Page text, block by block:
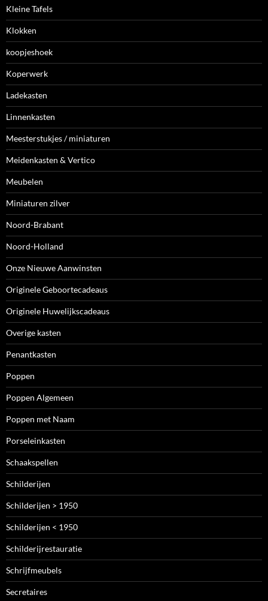
Kleine Tafels
Klokken
koopjeshoek
Koperwerk
Ladekasten
Linnenkasten
Meesterstukjes / miniaturen
Meidenkasten & Vertico
Meubelen
Miniaturen zilver
Noord-Brabant
Noord-Holland
Onze Nieuwe Aanwinsten
Originele Geboortecadeaus
Originele Huwelijkscadeaus
Overige kasten
Penantkasten
Poppen
Poppen Algemeen
Poppen met Naam
Porseleinkasten
Schaakspellen
Schilderijen
Schilderijen > 1950
Schilderijen < 1950
Schilderijrestauratie
Schrijfmeubels
Secretaires